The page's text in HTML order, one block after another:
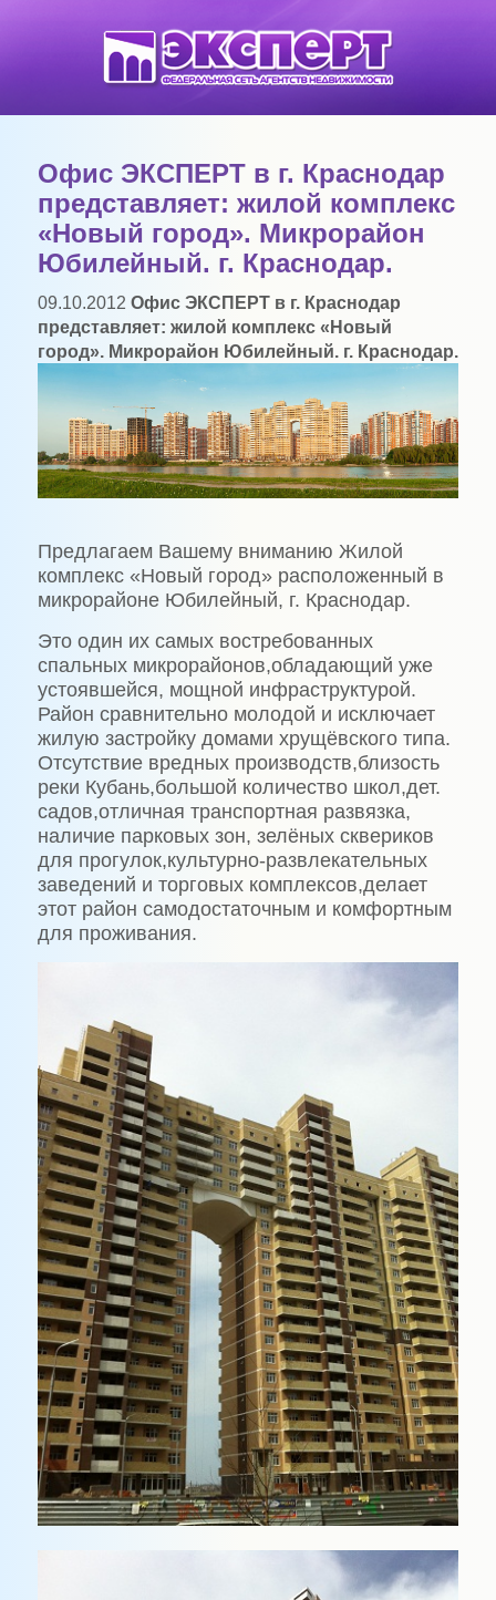
Офис ЭКСПЕРТ в г. Краснодар
представляет: жилой комплекс
«Новый город». Микрорайон
Юбилейный. г. Краснодар.
09.10.2012 Офис ЭКСПЕРТ в г. Краснодар
представляет: жилой комплекс «Новый
город». Микрорайон Юбилейный. г. Краснодар.
Предлагаем Вашему вниманию Жилой
комплекс «Новый город» расположенный в
микрорайоне Юбилейный, г. Краснодар.
Это один их самых востребованных
спальных микрорайонов,обладающий уже
устоявшейся, мощной инфраструктурой.
Район сравнительно молодой и исключает
жилую застройку домами хрущёвского типа.
Отсутствие вредных производств,близость
реки Кубань,большой количество школ,дет.
садов,отличная транспортная развязка,
наличие парковых зон, зелёных сквериков
для прогулок,культурно-развлекательных
заведений и торговых комплексов,делает
этот район самодостаточным и комфортным
для проживания.